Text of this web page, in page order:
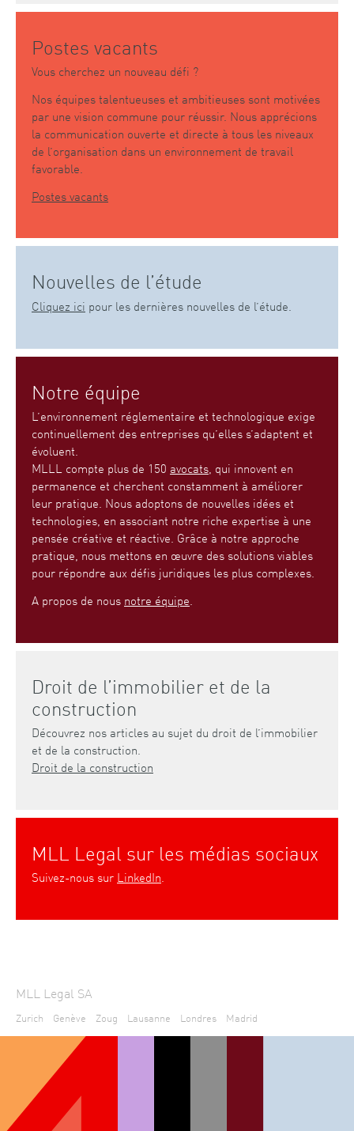
Postes vacants
Vous cherchez un nouveau défi ?
Nos équipes talentueuses et ambitieuses sont motivées
par une vision commune pour réussir. Nous apprécions
la communication ouverte et directe à tous les niveaux
de l’organisation dans un environnement de travail
favorable.
Postes vacants
Nouvelles de l’étude
Cliquez ici pour les dernières nouvelles de l’étude.
Notre équipe
L’environnement réglementaire et technologique exige
continuellement des entreprises qu’elles s’adaptent et
évoluent.
MLLL compte plus de 150 avocats, qui innovent en
permanence et cherchent constamment à améliorer
leur pratique. Nous adoptons de nouvelles idées et
technologies, en associant notre riche expertise à une
pensée créative et réactive. Grâce à notre approche
pratique, nous mettons en œuvre des solutions viables
pour répondre aux défis juridiques les plus complexes.
A propos de nous notre équipe.
Droit de l’immobilier et de la
construction
Découvrez nos articles au sujet du droit de l’immobilier
et de la construction.
Droit de la construction
MLL Legal sur les médias sociaux
Suivez-nous sur LinkedIn.
MLL Legal SA
Zurich Genève Zoug Lausanne Londres Madrid